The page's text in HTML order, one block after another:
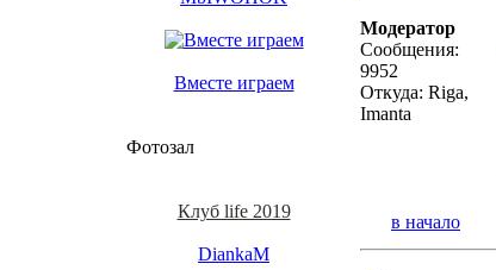
Вместе играем
Фотозал
Клуб life 2019
DiankaM
Модератор
Сообщения:
9952
Откуда: Riga,
Imanta
в начало